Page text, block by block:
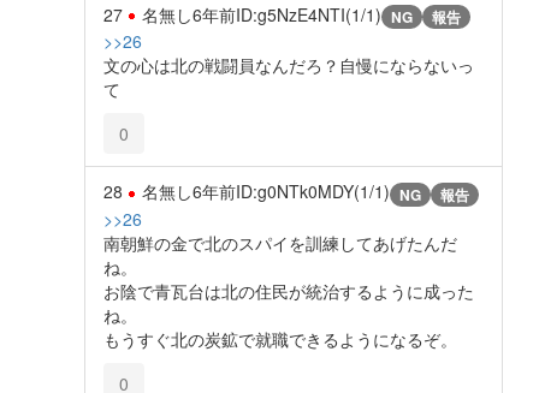
27 名無し6年前ID:g5NzE4NTI(1/1) NG 報告
>>26
文の心は北の戦闘員なんだろ？自慢にならないっ
て
0
28 名無し6年前ID:g0NTk0MDY(1/1) NG 報告
>>26
南朝鮮の金で北のスパイを訓練してあげたんだ
ね。
お陰で青瓦台は北の住民が統治するように成った
ね。
もうすぐ北の炭鉱で就職できるようになるぞ。
0